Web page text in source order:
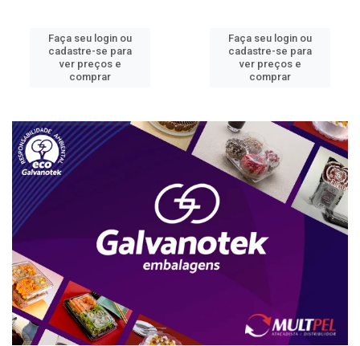
Faça seu login ou
cadastre-se para
ver preços e
comprar
Faça seu login ou
cadastre-se para
ver preços e
comprar